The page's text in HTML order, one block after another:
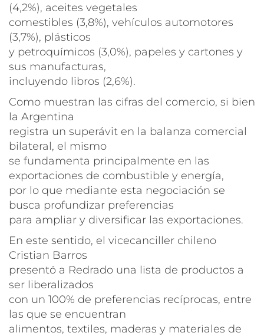
(4,2%), aceites vegetales
comestibles (3,8%), vehículos automotores
(3,7%), plásticos
y petroquímicos (3,0%), papeles y cartones y
sus manufacturas,
incluyendo libros (2,6%).
Como muestran las cifras del comercio, si bien
la Argentina
registra un superávit en la balanza comercial
bilateral, el mismo
se fundamenta principalmente en las
exportaciones de combustible y energía,
por lo que mediante esta negociación se
busca profundizar preferencias
para ampliar y diversificar las exportaciones.
En este sentido, el vicecanciller chileno
Cristian Barros
presentó a Redrado una lista de productos a
ser liberalizados
con un 100% de preferencias recíprocas, entre
las que se encuentran
alimentos, textiles, maderas y materiales de